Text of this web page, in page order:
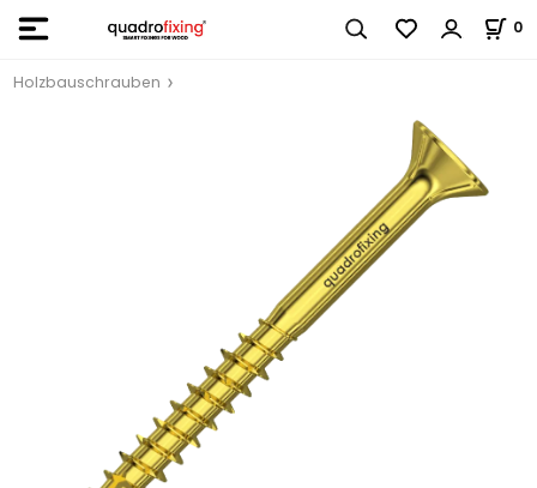
0
Holzbauschrauben